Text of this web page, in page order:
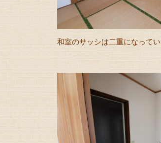
和室のサッシは二重になって